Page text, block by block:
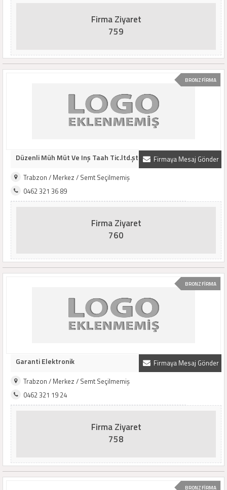
Firma Ziyaret
759
BRONZ FİRMA
Firmaya Mesaj Gönder
Düzenli Müh Müt Ve Inş Taah Tic.ltd.şti.
Trabzon / Merkez / Semt Seçilmemiş
0462 321 36 89
Firma Ziyaret
760
BRONZ FİRMA
Firmaya Mesaj Gönder
Garanti Elektronik
Trabzon / Merkez / Semt Seçilmemiş
0462 321 19 24
Firma Ziyaret
758
BRONZ FİRMA